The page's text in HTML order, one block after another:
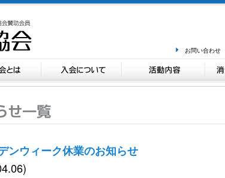
お問い合わせ
知らせ
ルデンウィーク休